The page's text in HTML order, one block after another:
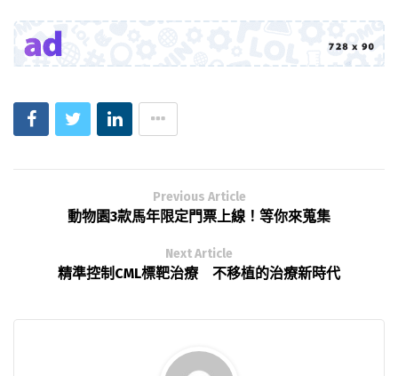
Previous Article
動物園3款馬年限定門票上線！等你來蒐集
Next Article
精準控制CML標靶治療 不移植的治療新時代